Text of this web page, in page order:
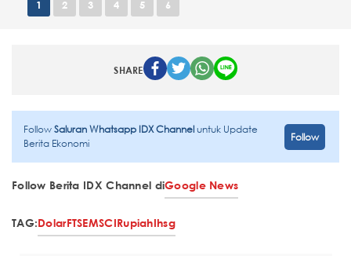
1 2 3 4 5 6
SHARE
FollowSaluran Whatsapp IDX Channeluntuk Update
Berita Ekonomi
Follow
Follow Berita IDX Channel diGoogle News
TAG:DolarFTSEMSCIRupiahIhsg